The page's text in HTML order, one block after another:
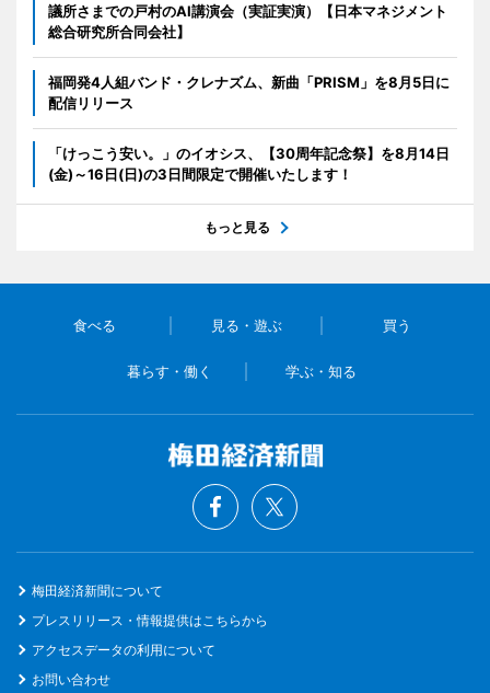
議所さまでの戸村のAI講演会（実証実演）【日本マネジメント
総合研究所合同会社】
福岡発4人組バンド・クレナズム、新曲「PRISM」を8月5日に
配信リリース
「けっこう安い。」のイオシス、【30周年記念祭】を8月14日
(金)～16日(日)の3日間限定で開催いたします！
もっと見る
食べる 見る・遊ぶ 買う
暮らす・働く 学ぶ・知る
梅田経済新聞について
プレスリリース・情報提供はこちらから
アクセスデータの利用について
お問い合わせ